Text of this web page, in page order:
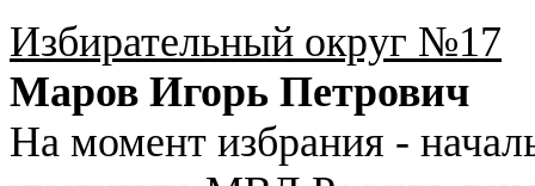
Избирательный округ №17
Маров Игорь Петрович
На момент избрания -